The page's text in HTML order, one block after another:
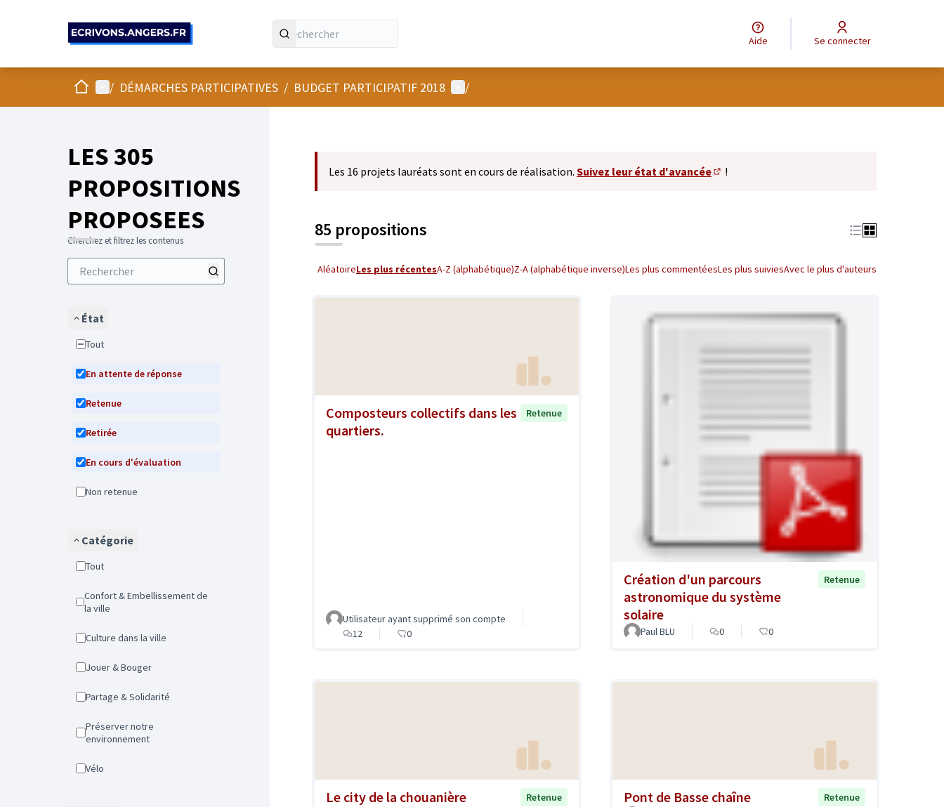
Aide Se connecter
AccueilMenu principal
/ DÉMARCHES PARTICIPATIVES / BUDGET PARTICIPATIF 2018 Menu utilisateur
/
LES 305
PROPOSITIONS
PROPOSEES
Cherchez et filtrez les contenus
État
Tout
En attente de réponse
Retenue
Retirée
En cours d'évaluation
Non retenue
Catégorie
Tout
Confort & Embellissement de
la ville
Culture dans la ville
Jouer & Bouger
Partage & Solidarité
Préserver notre
environnement
Vélo
Les 16 projets lauréats sont en cours de réalisation. Suivez leur état d'avancée
!
85 propositions
AléatoireLes plus récentesA-Z (alphabétique)Z-A (alphabétique inverse)Les plus commentéesLes plus suiviesAvec le plus d'auteurs
Composteurs collectifs dans les
quartiers.
Retenue
Utilisateur ayant supprimé son compte
12
0
Création d'un parcours
astronomique du système
solaire
Retenue
Paul BLU 0 0
Le city de la chouanière Retenue Pont de Basse chaîne
Retenue